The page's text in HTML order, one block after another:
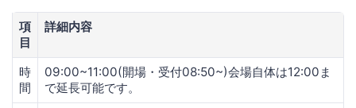
項
目
詳細内容
時
間
09:00~11:00(開場・受付08:50~)会場自体は12:00ま
で延長可能です。